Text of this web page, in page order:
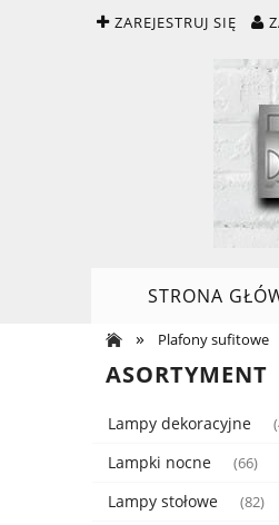
ZAREJESTRUJ SIĘ
STRONA
» Plafony sufitowe
ASORTYMENT
Lampy dekoracyjne
Lampki nocne (66)
Lampy stołowe (82)